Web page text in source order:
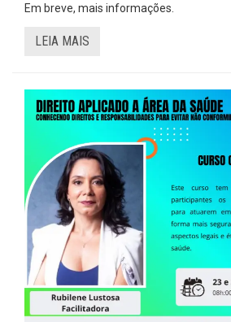
Em breve, mais informações.
LEIA MAIS